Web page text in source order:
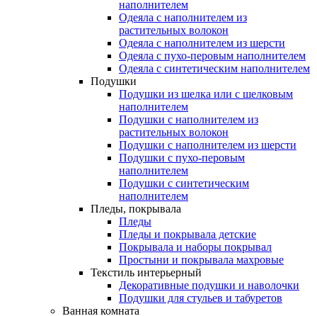
наполнителем
Одеяла с наполнителем из
растительных волокон
Одеяла с наполнителем из шерсти
Одеяла с пухо-перовым наполнителем
Одеяла с синтетическим наполнителем
Подушки
Подушки из шелка или с шелковым
наполнителем
Подушки с наполнителем из
растительных волокон
Подушки с наполнителем из шерсти
Подушки с пухо-перовым
наполнителем
Подушки с синтетическим
наполнителем
Пледы, покрывала
Пледы
Пледы и покрывала детские
Покрывала и наборы покрывал
Простыни и покрывала махровые
Текстиль интерьерный
Декоративные подушки и наволочки
Подушки для стульев и табуретов
Ванная комната